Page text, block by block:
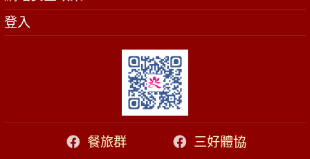
登入
餐旅群
三好體協